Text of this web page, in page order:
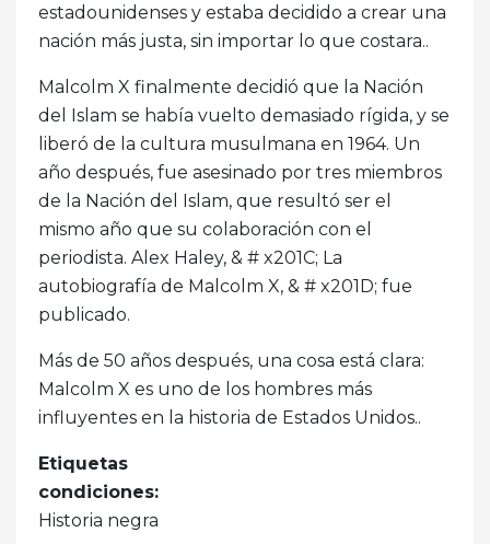
estadounidenses y estaba decidido a crear una
nación más justa, sin importar lo que costara..
Malcolm X finalmente decidió que la Nación
del Islam se había vuelto demasiado rígida, y se
liberó de la cultura musulmana en 1964. Un
año después, fue asesinado por tres miembros
de la Nación del Islam, que resultó ser el
mismo año que su colaboración con el
periodista. Alex Haley, & # x201C; La
autobiografía de Malcolm X, & # x201D; fue
publicado.
Más de 50 años después, una cosa está clara:
Malcolm X es uno de los hombres más
influyentes en la historia de Estados Unidos..
Etiquetas
condiciones:
Historia negra